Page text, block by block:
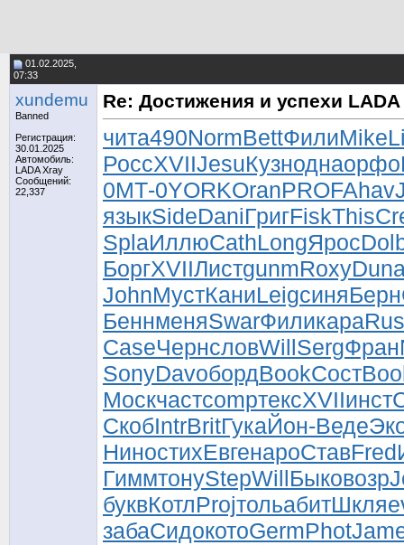
01.02.2025,
07:33
xundemu
Banned
Регистрация:
30.01.2025
Автомобиль:
LADA Xray
Сообщений:
22,337
Re: Достижения и успехи LADA
чита490NormBettФилиMike
РоссXVIIJesuКузноднаорфо
0МТ-0YORKOranPROFAhav
языкSideDaniГригFiskThis
SplaИллюCathLongЯрос
БоргXVIIЛистgunmRoxy
JohnМустКаниLeigсиняБерн
БеннменяSwarФиликара
CaseЧернсловWillSergФран
SonyDavoбордBookСост
МоскчастcompтексXVIIинст
СкобIntrBritГукаЙон-Веде
НиностихЕвгенароСтавFred
ГиммтонуStepWillБыковозр
буквКотлProjтольабитШкля
забаСидокотоGermPhot